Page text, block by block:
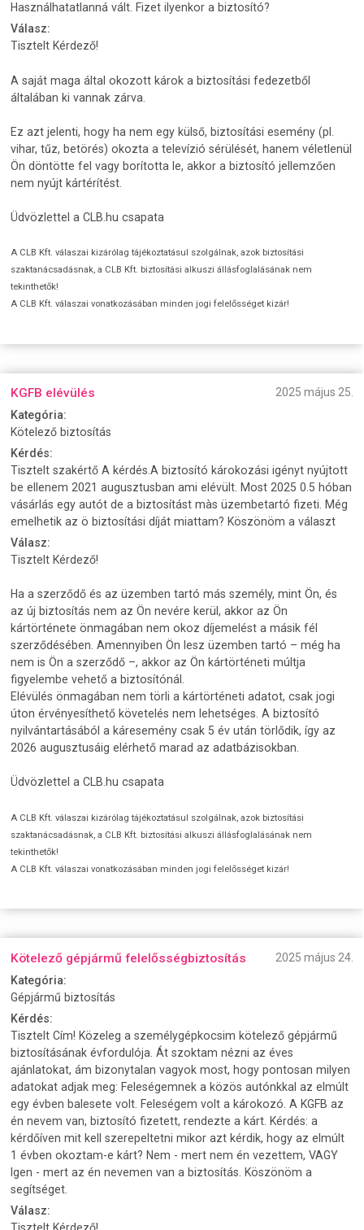
Használhatatlanná vált. Fizet ilyenkor a biztosító?
Válasz:
Tisztelt Kérdező!
A saját maga által okozott károk a biztosítási fedezetből
általában ki vannak zárva.
Ez azt jelenti, hogy ha nem egy külső, biztosítási esemény (pl.
vihar, tűz, betörés) okozta a televízió sérülését, hanem véletlenül
Ön döntötte fel vagy borította le, akkor a biztosító jellemzően
nem nyújt kártérítést.
Üdvözlettel a CLB.hu csapata
A CLB Kft. válaszai kizárólag tájékoztatásul szolgálnak, azok biztosítási
szaktanácsadásnak, a CLB Kft. biztosítási alkuszi állásfoglalásának nem
tekinthetők!
A CLB Kft. válaszai vonatkozásában minden jogi felelősséget kizár!
KGFB elévülés
2025 május 25.
Kategória:
Kötelező biztosítás
Kérdés:
Tisztelt szakértő A kérdés.A biztosító károkozási igényt nyújtott
be ellenem 2021 augusztusban ami elévült. Most 2025 0.5 hóban
vásárlás egy autót de a biztosítást màs üzembetartó fizeti. Még
emelhetik az ö biztosítási díját miattam? Köszönöm a választ
Válasz:
Tisztelt Kérdező!
Ha a szerződő és az üzemben tartó más személy, mint Ön, és
az új biztosítás nem az Ön nevére kerül, akkor az Ön
kártörténete önmagában nem okoz díjemelést a másik fél
szerződésében. Amennyiben Ön lesz üzemben tartó – még ha
nem is Ön a szerződő –, akkor az Ön kártörténeti múltja
figyelembe vehető a biztosítónál.
Elévülés önmagában nem törli a kártörténeti adatot, csak jogi
úton érvényesíthető követelés nem lehetséges. A biztosító
nyilvántartásából a káresemény csak 5 év után törlődik, így az
2026 augusztusáig elérhető marad az adatbázisokban.
Üdvözlettel a CLB.hu csapata
A CLB Kft. válaszai kizárólag tájékoztatásul szolgálnak, azok biztosítási
szaktanácsadásnak, a CLB Kft. biztosítási alkuszi állásfoglalásának nem
tekinthetők!
A CLB Kft. válaszai vonatkozásában minden jogi felelősséget kizár!
Kötelező gépjármű felelősségbiztosítás
2025 május 24.
Kategória:
Gépjármű biztosítás
Kérdés:
Tisztelt Cím! Közeleg a személygépkocsim kötelező gépjármű
biztosításának évfordulója. Át szoktam nézni az éves
ajánlatokat, ám bizonytalan vagyok most, hogy pontosan milyen
adatokat adjak meg: Feleségemnek a közös autónkkal az elmúlt
egy évben balesete volt. Feleségem volt a károkozó. A KGFB az
én nevem van, biztosító fizetett, rendezte a kárt. Kérdés: a
kérdőíven mit kell szerepeltetni mikor azt kérdik, hogy az elmúlt
1 évben okoztam-e kárt? Nem - mert nem én vezettem, VAGY
Igen - mert az én nevemen van a biztosítás. Köszönöm a
segítséget.
Válasz:
Tisztelt Kérdező!